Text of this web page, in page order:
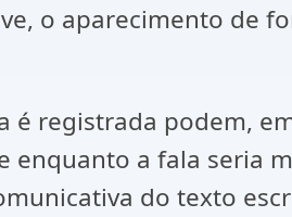
o aparecimento de
é registrada podem,
enquanto a fala seria
do texto